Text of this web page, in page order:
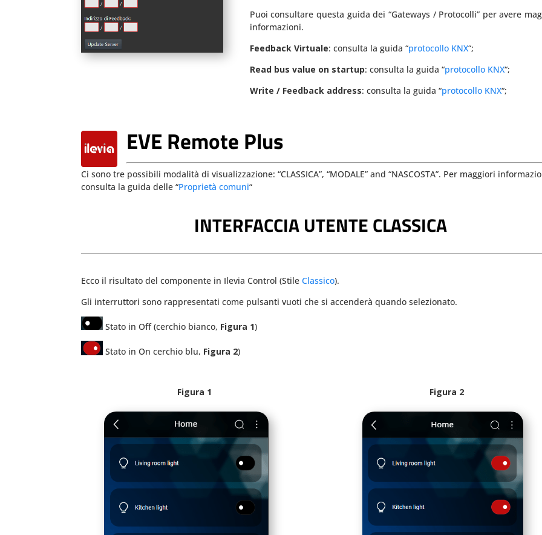
Puoi consultare questa guida dei “Gateways / Protocolli” per avere
informazioni.
Feedback Virtuale: consulta la guida “protocollo KNX“;
Read bus value on startup: consulta la guida “protocollo KNX“;
Write / Feedback address: consulta la guida “protocollo KNX“;
EVE Remote Plus
Ci sono tre possibili modalità di visualizzazione: “CLASSICA”, “MODALE” and “NASCOSTA”. Per maggiori
consulta la guida delle “Proprietà comuni“
INTERFACCIA UTENTE CLASSICA
Ecco il risultato del componente in Ilevia Control (StileClassico).
Gli interruttori sono rappresentati come pulsanti vuoti che si accenderà quando selezionato.
Stato in Off (cerchio bianco, Figura 1)
Stato in On cerchio blu, Figura 2)
Figura 1 Figura 2